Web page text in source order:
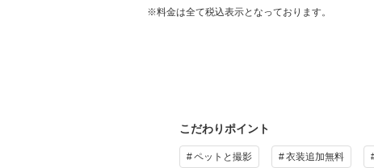
※料金は全て税込表示となっております。
こだわりポイント
ペットと撮影 衣装追加無料